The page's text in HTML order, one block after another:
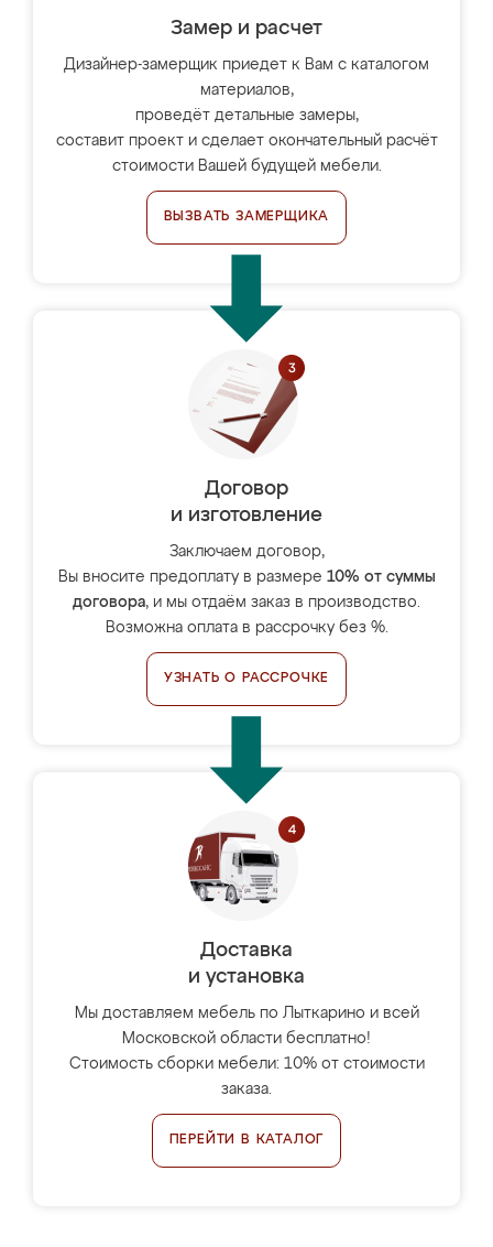
Замер и расчет
Дизайнер-замерщик приедет к Вам с каталогом
материалов,
проведёт детальные замеры,
составит проект и сделает окончательный расчёт
стоимости Вашей будущей мебели.
ВЫЗВАТЬ ЗАМЕРЩИКА
Договор
и изготовление
Заключаем договор,
Вы вносите предоплату в размере 10% от суммы
договора, и мы отдаём заказ в производство.
Возможна оплата в рассрочку без %.
УЗНАТЬ О РАССРОЧКЕ
Доставка
и установка
Мы доставляем мебель по Лыткарино и всей
Московской области бесплатно!
Стоимость сборки мебели: 10% от стоимости
заказа.
ПЕРЕЙТИ В КАТАЛОГ